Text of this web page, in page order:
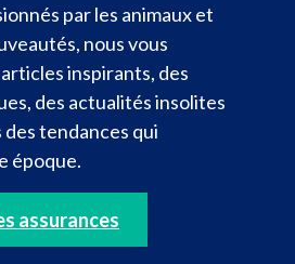
par les animaux et
nous vous
inspirants, des
des actualités insolites
des tendances qui
époque.
assurances